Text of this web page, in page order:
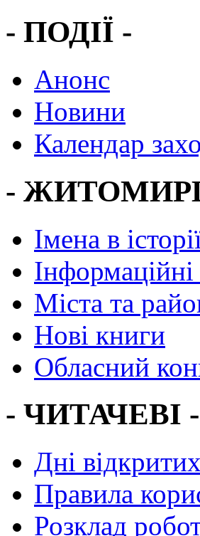
- ПОДІЇ -
Анонс
Новини
Календар
-
Імена в
Міста та
Нові книги
Обласний
- ЧИТАЧЕВІ -
Дні
Правила
Розклад